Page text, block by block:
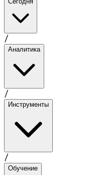
/
Аналитика
/
Инструменты
/
Обучение